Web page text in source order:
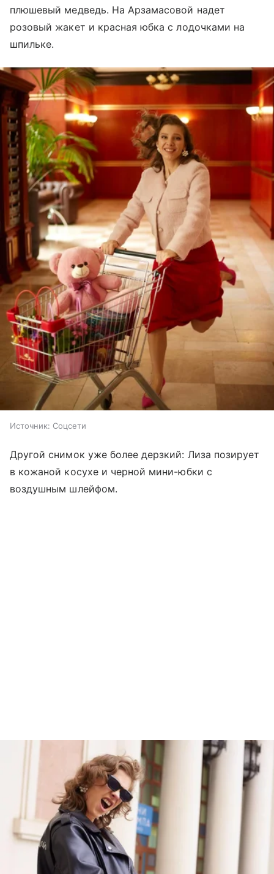
плюшевый медведь. На Арзамасовой надет
розовый жакет и красная юбка с лодочками на
шпильке.
Источник: Соцсети
Другой снимок уже более дерзкий: Лиза позирует
в кожаной косухе и черной мини-юбки с
воздушным шлейфом.